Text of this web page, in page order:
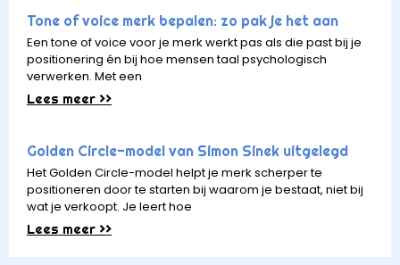
Tone of voice merk bepalen: zo pak je het aan
Een tone of voice voor je merk werkt pas als die past bij je
positionering én bij hoe mensen taal psychologisch
verwerken. Met een
Lees meer >>
Golden Circle-model van Simon Sinek uitgelegd
Het Golden Circle-model helpt je merk scherper te
positioneren door te starten bij waarom je bestaat, niet bij
wat je verkoopt. Je leert hoe
Lees meer >>